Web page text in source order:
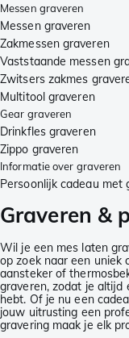
Messen graveren
Messen graveren
Zakmessen graveren
Vaststaande messen
Zwitsers zakmes
Multitool graveren
Gear graveren
Drinkfles graveren
Zippo graveren
Informatie over graveren
Persoonlijk cadeau met
Graveren &
Wil je een mes laten
op zoek naar een uniek
aansteker of
graveren, zodat je altijd
hebt. Of je nu een
jouw uitrusting een
gravering maak je elk